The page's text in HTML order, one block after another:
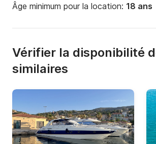
Âge minimum pour la location: 18 ans
Vérifier la disponibilité
similaires